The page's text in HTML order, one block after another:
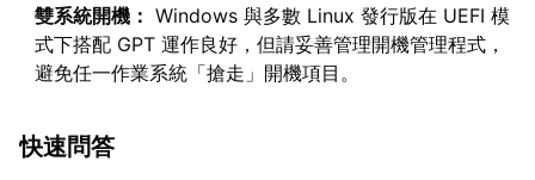
雙系統開機： Windows 與多數 Linux 發行版在 UEFI 模
式下搭配 GPT 運作良好，但請妥善管理開機管理程式，
避免任一作業系統「搶走」開機項目。
快速問答